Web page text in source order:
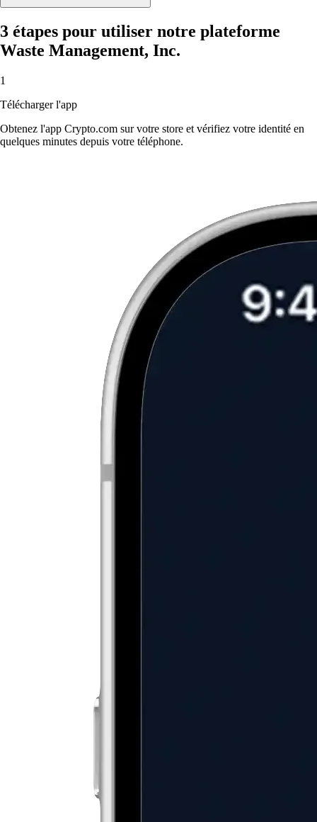
3 étapes pour utiliser notre plateforme
Waste Management, Inc.
1
Télécharger l'app
Obtenez l'app Crypto.com sur votre store et vérifiez votre identité en
quelques minutes depuis votre téléphone.